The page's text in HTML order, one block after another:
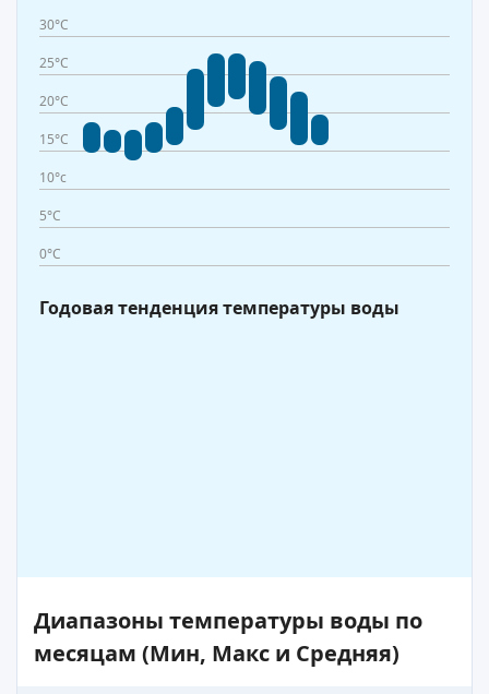
30°C
25°C
20°C
15°C
10°c
5°C
0°C
Годовая тенденция температуры воды
Диапазоны температуры воды по
месяцам (Мин, Макс и Средняя)